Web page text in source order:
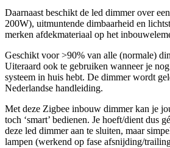
Daarnaast beschikt de led dimmer over
200W), uitmuntende dimbaarheid en
merken afdekmateriaal op het
Geschikt voor >90% van alle (normale)
Uiteraard ook te gebruiken wanneer je
systeem in huis hebt. De dimmer wordt
Nederlandse handleiding.
Met deze Zigbee inbouw dimmer kan je
toch ‘smart’ bedienen. Je hoeft/dient dus
deze led dimmer aan te sluiten, maar
lampen (werkend op fase afsnijding/